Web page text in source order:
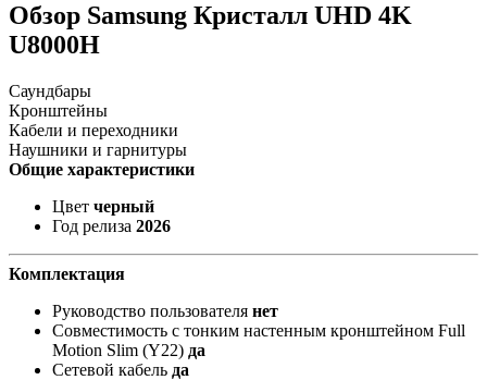
Обзор Samsung Кристалл UHD 4K
U8000H
Саундбары
Кронштейны
Кабели и переходники
Наушники и гарнитуры
Общие характеристики
Цвет черный
Год релиза 2026
Комплектация
Руководство пользователя нет
Совместимость с тонким настенным кронштейном Full
Motion Slim (Y22) да
Сетевой кабель да